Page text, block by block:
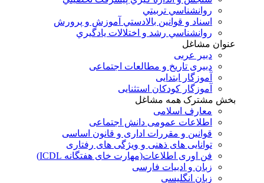
روانشناسي تربيتي
اسناد و قوانين بالادستي آموزش و پرورش
روانشناسي رشد و اختلالات يادگيري
عنوان مشاغل
دبير عربی
دبیری تاریخ و مطالعات اجتماعی
آموزگار ابتدایی
آموزگار کودکان استثنایی
بخش مشترک همه مشاغل
معارف اسلامی
اطلاعات عمومی دانش اجتماعی
قوانین و مقررات اداری و قانون اساسی
توانایی های ذهنی و ویژگی های رفتاری
فن اوری اطلاعات(مهارت خای هفتگانه ICDL)
زبان و ادبیات فارسی
زبان انگلیسی